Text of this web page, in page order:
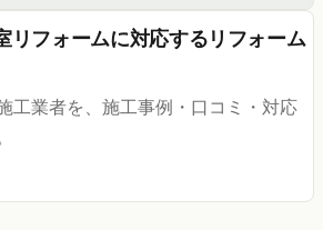
リフォームに対応するリフォーム
工業者を、施工事例・口コミ・対応